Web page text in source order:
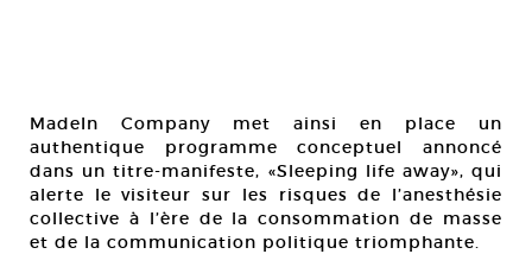
MadeIn Company met ainsi en place un
authentique programme conceptuel annoncé
dans un titre-manifeste, «Sleeping life away», qui
alerte le visiteur sur les risques de l’anesthésie
collective à l’ère de la consommation de masse
et de la communication politique triomphante.